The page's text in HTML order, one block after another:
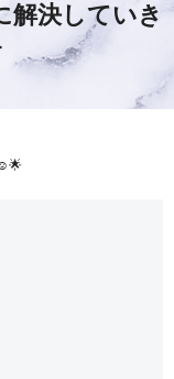
解決していき